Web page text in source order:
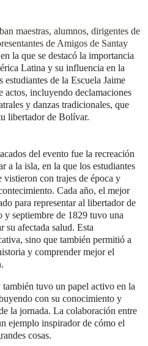
maestras, alumnos, dirigentes de
de Amigos de Santay
la que se destacó la importancia
Latina y su influencia en la
de la Escuela Jaime
actos, incluyendo declamaciones
y danzas tradicionales, que
libertador de Bolívar.
del evento fue la recreación
a la isla, en la que los estudiantes
con trajes de época y
Cada año, el mejor
para representar al libertador de
y septiembre de 1829 tuvo una
su afectada salud. Esta
sino que también permitió a
y comprender mejor el
tuvo un papel activo en la
con su conocimiento y
la jornada. La colaboración entre
ejemplo inspirador de cómo el
cosas.